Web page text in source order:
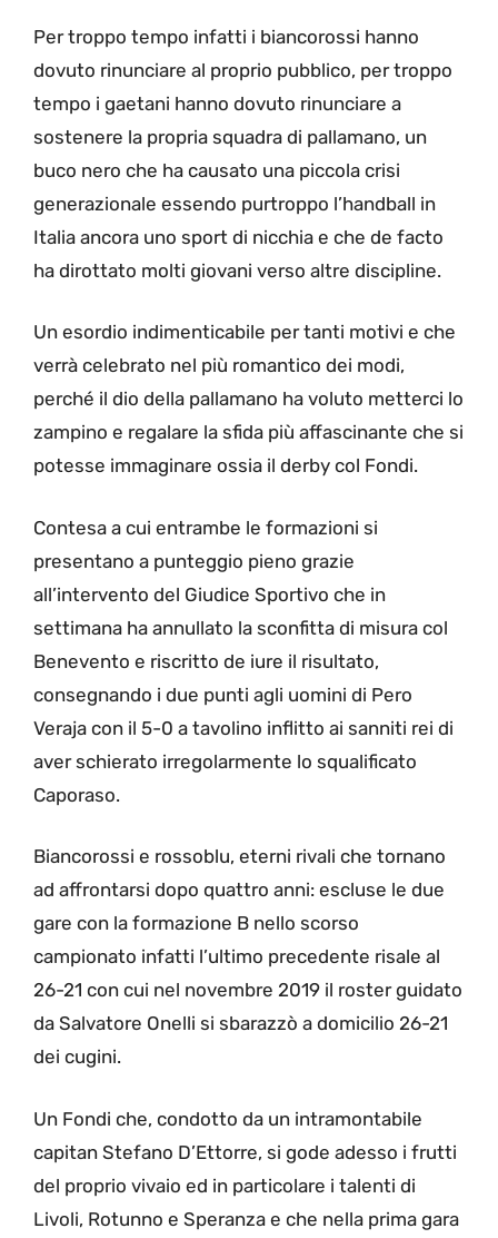
Per troppo tempo infatti i biancorossi hanno
dovuto rinunciare al proprio pubblico, per troppo
tempo i gaetani hanno dovuto rinunciare a
sostenere la propria squadra di pallamano, un
buco nero che ha causato una piccola crisi
generazionale essendo purtroppo l’handball in
Italia ancora uno sport di nicchia e che de facto
ha dirottato molti giovani verso altre discipline.
Un esordio indimenticabile per tanti motivi e che
verrà celebrato nel più romantico dei modi,
perché il dio della pallamano ha voluto metterci lo
zampino e regalare la sfida più affascinante che si
potesse immaginare ossia il derby col Fondi.
Contesa a cui entrambe le formazioni si
presentano a punteggio pieno grazie
all’intervento del Giudice Sportivo che in
settimana ha annullato la sconfitta di misura col
Benevento e riscritto de iure il risultato,
consegnando i due punti agli uomini di Pero
Veraja con il 5-0 a tavolino inflitto ai sanniti rei di
aver schierato irregolarmente lo squalificato
Caporaso.
Biancorossi e rossoblu, eterni rivali che tornano
ad affrontarsi dopo quattro anni: escluse le due
gare con la formazione B nello scorso
campionato infatti l’ultimo precedente risale al
26-21 con cui nel novembre 2019 il roster guidato
da Salvatore Onelli si sbarazzò a domicilio 26-21
dei cugini.
Un Fondi che, condotto da un intramontabile
capitan Stefano D’Ettorre, si gode adesso i frutti
del proprio vivaio ed in particolare i talenti di
Livoli, Rotunno e Speranza e che nella prima gara